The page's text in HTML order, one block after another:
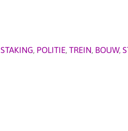
STAKING, POLITIE, TREIN, BOUW,